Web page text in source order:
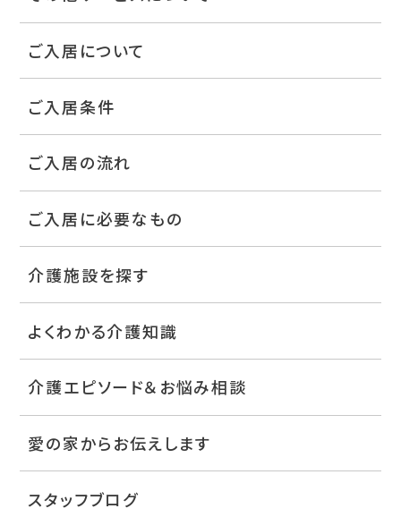
ご入居について
ご入居条件
ご入居の流れ
ご入居に必要なもの
介護施設を探す
よくわかる介護知識
介護エピソード＆お悩み相談
愛の家からお伝えします
スタッフブログ